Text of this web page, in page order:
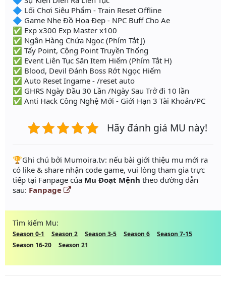
🔷 Lối Chơi Siêu Phẩm - Train Reset Offline
🔷 Game Nhẹ Đồ Họa Đẹp - NPC Buff Cho Ae
✅ Exp x300 Exp Master x100
✅ Ngân Hàng Chứa Ngọc (Phím Tắt J)
✅ Tẩy Point, Cộng Point Truyền Thống
✅ Event Liên Tục Săn Item Hiếm (Phím Tắt H)
✅ Blood, Devil Đánh Boss Rớt Ngọc Hiếm
✅ Auto Reset Ingame - /reset auto
✅ GHRS Ngày Đầu 30 Lần /Ngày Sau Trở đi 10 lần
✅ Anti Hack Công Nghệ Mới - Giới Hạn 3 Tài Khoản/PC
Hãy đánh giá MU này!
️🏆Ghi chú bởi Mumoira.tv: nếu bài giới thiệu mu mới ra
có like & share nhận code game, vui lòng tham gia trực
tiếp tại Fanpage của Mu Đoạt Mệnh theo đường dẫn
sau: Fanpage
Tìm kiếm Mu:
Season 0-1 Season 2 Season 3-5 Season 6
Season 7-15
Season 16-20
Season 21